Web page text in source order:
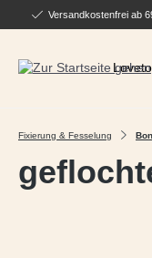
Hauptinhalt springen
Zur Suche springen
Zur Hauptnavigation
Versandkostenfrei ab
Fixierung & Fesselung